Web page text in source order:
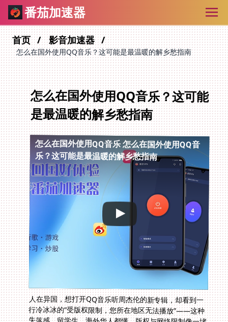
番茄加速器
首页 影音加速器
怎么在国外使用QQ音乐？这可能是最温暖的解乡愁指南
怎么在国外使用QQ音乐？这可能
是最温暖的解乡愁指南
怎么在国外使用QQ音乐 怎么在国外使用QQ音
乐？这可能是最温暖的解乡愁指南
人在异国，想打开QQ音乐听周杰伦的新专辑，却看到一
行冷冰冰的“受版权限制，您所在地区无法播放”——这种
失落感，留学生、海外华人都懂。版权与网络限制像一堵
无形的墙，把熟悉的音乐、有声书和国内影视挡在门外。
别再反复刷新页面了，问题的核心在于IP定位。解决方案
其实很直接：通过回国加速器切换虚拟位置，还原最真实
的“中国网络环境”。这篇文章将分享实用技巧，带你穿越